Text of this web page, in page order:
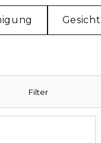
Gesicht
Filter